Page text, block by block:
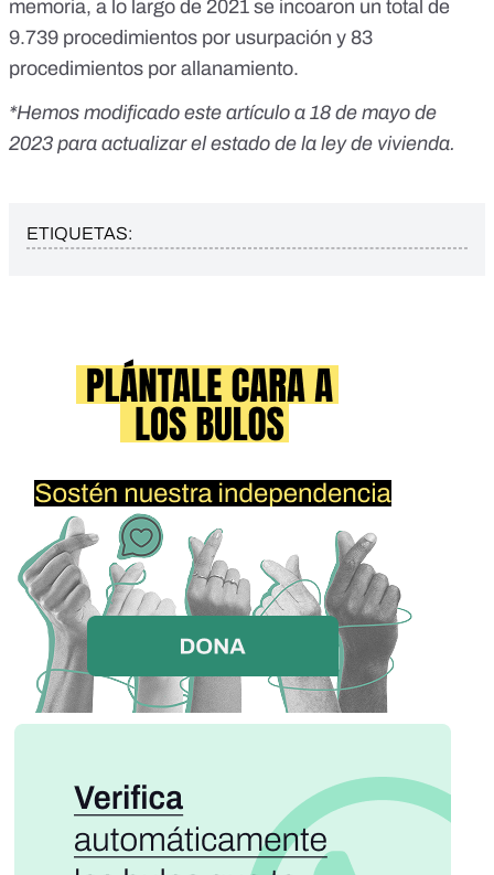
memoria, a lo largo de 2021 se incoaron un total de
9.739 procedimientos por usurpación y 83
procedimientos por allanamiento.
*Hemos modificado este artículo a 18 de mayo de
2023 para actualizar el estado de la ley de vivienda.
ETIQUETAS: